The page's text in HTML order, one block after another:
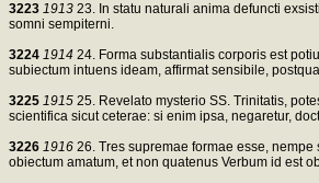
3223 1913 23. In statu naturali anima defuncti
somni sempiterni.
3224 1914 24. Forma substantialis corporis est
subiectum intuens ideam, affirmat sensibile,
3225 1915 25. Revelato mysterio SS. Trinitatis,
scientifica sicut ceterae: si enim ipsa, negaretur,
3226 1916 26. Tres supremae formae esse,
obiectum amatum, et non quatenus Verbum id est